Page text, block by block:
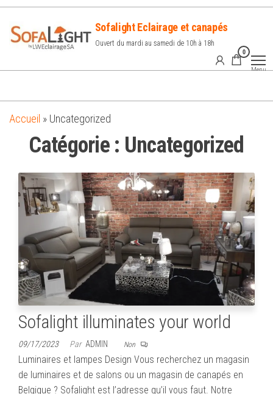
Sofalight Eclairage et canapés
Ouvert du mardi au samedi de 10h à 18h
0
Menu
Accueil » Uncategorized
Catégorie : Uncategorized
Sofalight illuminates your world
09/17/2023 Par ADMIN Non
Luminaires et lampes Design Vous recherchez un magasin
de luminaires et de salons ou un magasin de canapés en
Belgique ? Sofalight est l’adresse qu’il vous faut. Notre